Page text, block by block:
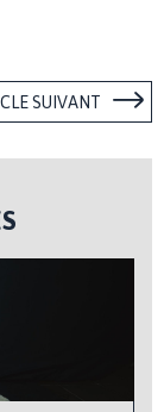
SUIVANT